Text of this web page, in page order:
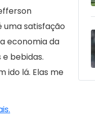
uma satisfação
economia da
bebidas.
ido lá. Elas me